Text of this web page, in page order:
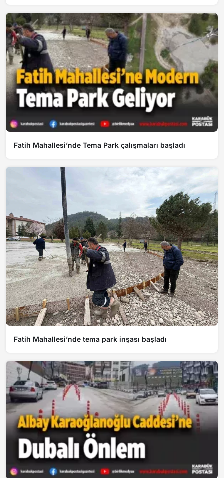
Fatih Mahallesi’nde Tema Park çalışmaları başladı
Fatih Mahallesi’nde tema park inşası başladı